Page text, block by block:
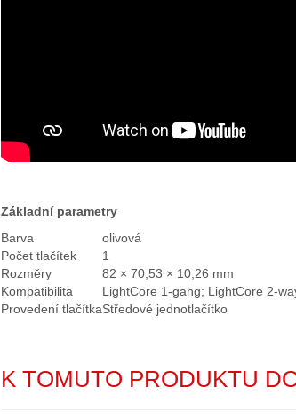
Základní parametry
Barva
olivová
Počet tlačítek
1
Rozměry
82 × 70,53 × 10,26 mm
Kompatibilita
LightCore 1-gang; LightCore 2-
Provedení tlačítkaStředové jednotlačítko
K TOMUTO PRODUKTU